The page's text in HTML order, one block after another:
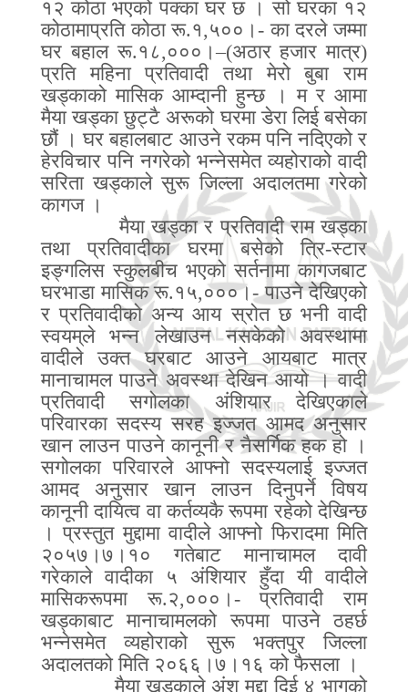
१२ कोठा भएको पक्का घर छ । सो घरका १२
कोठामाप्रति कोठा रू.१,५००।-का दरले जम्मा
घर बहाल रू.१८,०००।–(अठार हजार मात्र)
प्रति महिना प्रतिवादी तथा मेरो बुबा राम
खड्काको मासिक आम्दानी हुन्छ । म र आमा
मैया खड्का छुट्टै अरूको घरमा डेरा लिई बसेका
छौं । घर बहालबाट आउने रकम पनि नदिएको र
हेरविचार पनि नगरेको भन्नेसमेत व्यहोराको वादी
सरिता खड्काले सुरू जिल्ला अदालतमा गरेको
कागज ।
मैया खड्का र प्रतिवादी राम खड्का
तथा प्रतिवादीका घरमा बसेको त्रि-स्टार
इङ्गलिस स्कुलबीच भएको सर्तनामा कागजबाट
घरभाडा मासिक रू.१५,०००। -पाउने देखिएको
र प्रतिवादीको अन्य आय स्रोत छ भनी वादी
स्वयम्ले भन्न लेखाउन नसकेको अवस्थामा
वादीले उक्त घरबाट आउने आयबाट मात्र
मानाचामल पाउने अवस्था देखिन आयो । वादी
प्रतिवादी सगोलका अंशियार देखिएकाले
परिवारका सदस्य सरह इज्जत आमद अनुसार
खान लाउन पाउने कानूनी र नैसर्गिक हक हो ।
सगोलका परिवारले आफ्नो सदस्यलाई इज्जत
आमद अनुसार खान लाउन दिनुपर्ने विषय
कानूनी दायित्व वा कर्तव्यकै रूपमा रहेको देखिन्छ
। प्रस्तुत मुद्दामा वादीले आफ्नो फिरादमा मिति
२०५७।७।१० गतेबाट मानाचामल दावी
गरेकाले वादीका ५ अंशियार हुँदा यी वादीले
मासिकरूपमा रू.२,०००। -प्रतिवादी राम
खड्काबाट मानाचामलको रूपमा पाउने ठहर्छ
भन्नेसमेत व्यहोराको सुरू भक्तपुर जिल्ला
अदालतको मिति २०६६।७।१६ को फैसला ।
मैया खड्काले अंश मुद्दा दिई ४ भागको